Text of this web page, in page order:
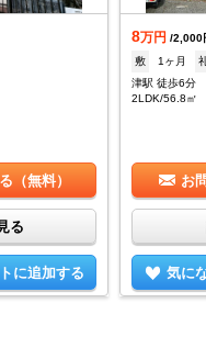
（無料）
る
に追加する
8万円 /2,000
敷
1ヶ月
津駅 徒歩6分
2LDK/56.8㎡
お
気に